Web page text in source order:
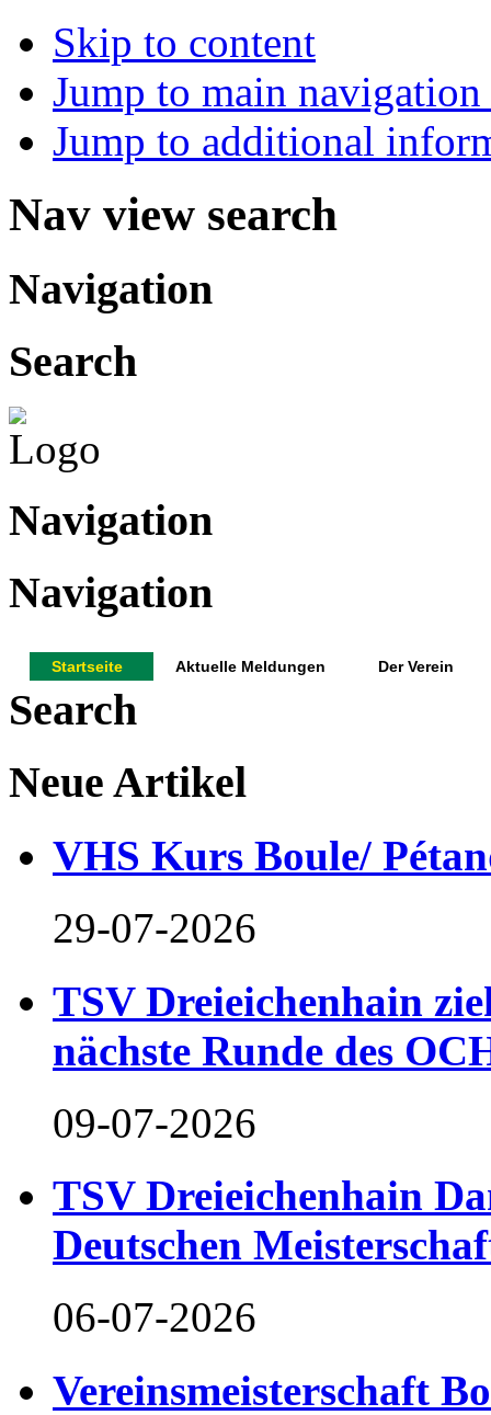
Skip to content
Jump to main
Jump to additional
Nav view search
Navigation
Search
Navigation
Navigation
Startseite Aktuelle Meldungen Der Verein
Search
Neue Artikel
VHS Kurs Boule/
29-07-2026
TSV Dreieichenhain
nächste Runde des
09-07-2026
TSV Dreieichenhain
Deutschen
06-07-2026
Vereinsmeisterschaft